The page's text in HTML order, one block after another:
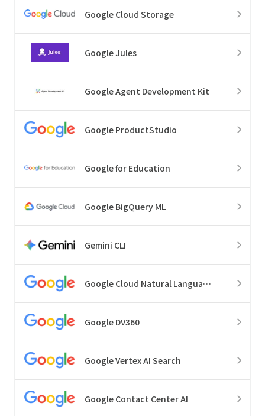
Google Cloud Storage
Google Jules
Google Agent Development Kit
Google ProductStudio
Google for Education
Google BigQuery ML
Gemini CLI
Google Cloud Natural Language API
Google DV360
Google Vertex AI Search
Google Contact Center AI